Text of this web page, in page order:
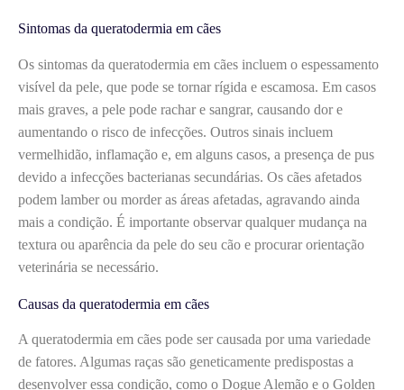
Sintomas da queratodermia em cães
Os sintomas da queratodermia em cães incluem o espessamento
visível da pele, que pode se tornar rígida e escamosa. Em casos
mais graves, a pele pode rachar e sangrar, causando dor e
aumentando o risco de infecções. Outros sinais incluem
vermelhidão, inflamação e, em alguns casos, a presença de pus
devido a infecções bacterianas secundárias. Os cães afetados
podem lamber ou morder as áreas afetadas, agravando ainda
mais a condição. É importante observar qualquer mudança na
textura ou aparência da pele do seu cão e procurar orientação
veterinária se necessário.
Causas da queratodermia em cães
A queratodermia em cães pode ser causada por uma variedade
de fatores. Algumas raças são geneticamente predispostas a
desenvolver essa condição, como o Dogue Alemão e o Golden